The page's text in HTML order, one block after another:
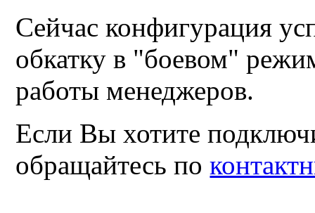
Сейчас конфигурация
обкатку в "боевом"
работы менеджеров.
Если Вы хотите
обращайтесь по